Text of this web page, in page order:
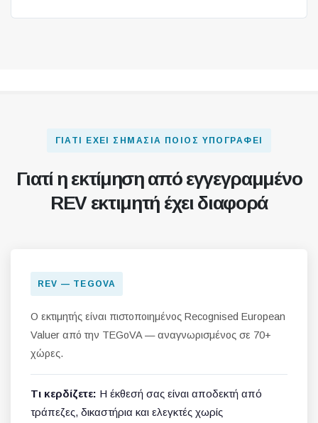
ΓΙΑΤΊ ΈΧΕΙ ΣΗΜΑΣΊΑ ΠΟΙΟΣ ΥΠΟΓΡΆΦΕΙ
Γιατί η εκτίμηση από εγγεγραμμένο
REV εκτιμητή έχει διαφορά
REV — TEGOVA
Ο εκτιμητής είναι πιστοποιημένος Recognised European
Valuer από την TEGoVA — αναγνωρισμένος σε 70+
χώρες.
Τι κερδίζετε: Η έκθεσή σας είναι αποδεκτή από
τράπεζες, δικαστήρια και ελεγκτές χωρίς